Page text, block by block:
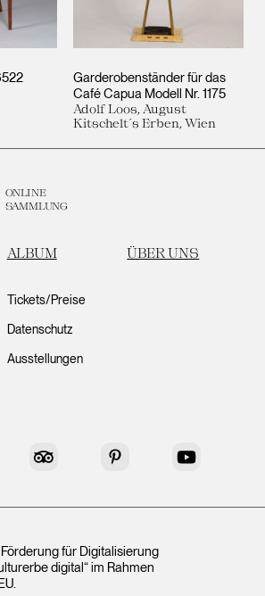
Garderobenständer für das
Café Capua Modell Nr. 1175
Adolf Loos, August
Kitschelt´s Erben, Wien
ONLINE
SAMMLUNG
ALBUM ÜBER UNS
Tickets/Preise
Datenschutz
Ausstellungen
Tripadvisor Pinterest YouTube
für Digitalisierung
digital“ im Rahmen
.